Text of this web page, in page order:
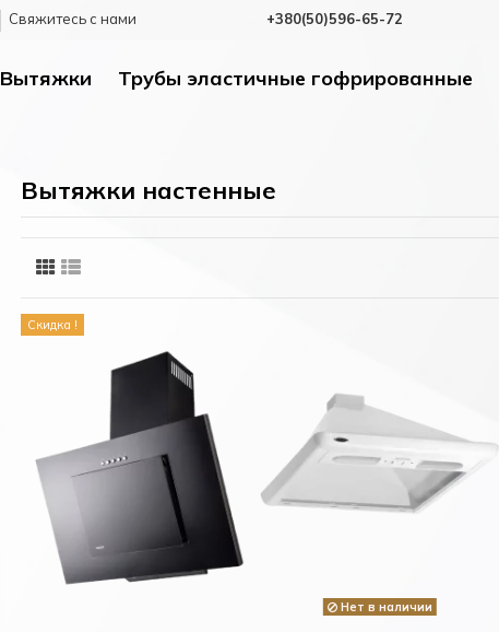
Cвяжитесь с нами +380(50)596-65-72
Вытяжки Трубы эластичные гофрированные
Вытяжки настенные
Скидка !
Нет в наличии